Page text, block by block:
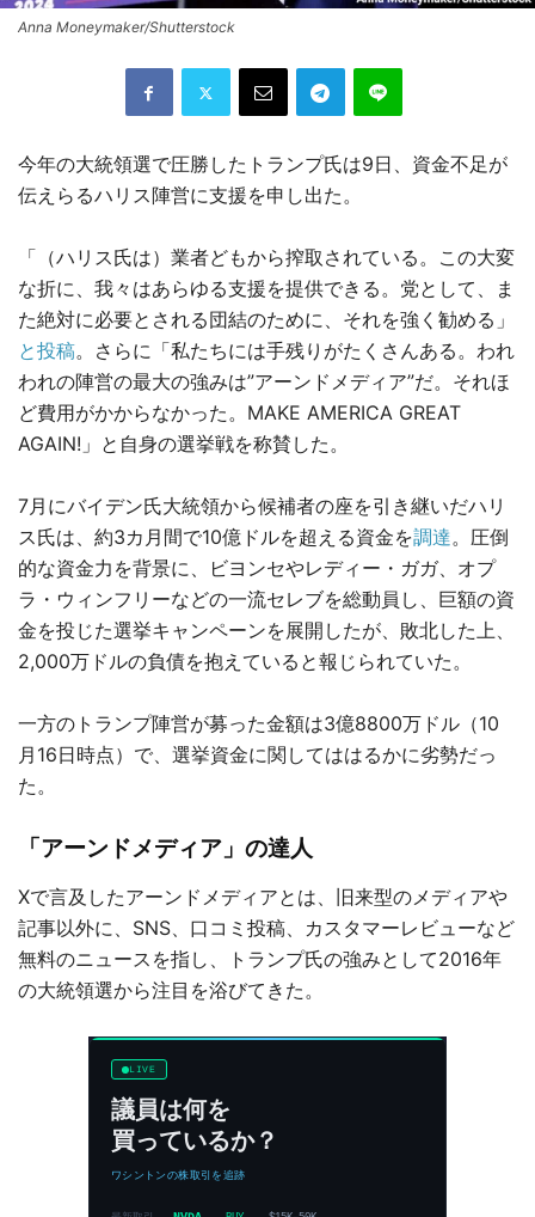
Anna Moneymaker/Shutterstock
今年の大統領選で圧勝したトランプ氏は9日、資金不足が
伝えらるハリス陣営に支援を申し出た。
「（ハリス氏は）業者どもから搾取されている。この大変
な折に、我々はあらゆる支援を提供できる。党として、ま
た絶対に必要とされる団結のために、それを強く勧める」
と投稿。さらに「私たちには手残りがたくさんある。われ
われの陣営の最大の強みは”アーンドメディア”だ。それほ
ど費用がかからなかった。MAKE AMERICA GREAT
AGAIN!」と自身の選挙戦を称賛した。
7月にバイデン氏大統領から候補者の座を引き継いだハリ
ス氏は、約3カ月間で10億ドルを超える資金を調達。圧倒
的な資金力を背景に、ビヨンセやレディー・ガガ、オプ
ラ・ウィンフリーなどの一流セレブを総動員し、巨額の資
金を投じた選挙キャンペーンを展開したが、敗北した上、
2,000万ドルの負債を抱えていると報じられていた。
一方のトランプ陣営が募った金額は3億8800万ドル（10
月16日時点）で、選挙資金に関してははるかに劣勢だっ
た。
「アーンドメディア」の達人
Xで言及したアーンドメディアとは、旧来型のメディアや
記事以外に、SNS、口コミ投稿、カスタマーレビューなど
無料のニュースを指し、トランプ氏の強みとして2016年
の大統領選から注目を浴びてきた。